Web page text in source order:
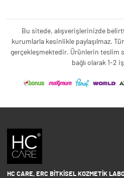
Bu sitede, alışverişlerinizde
kurumlarla kesinlikle paylaşılmaz.
gerçekleşmektedir. Ürünlerin teslim
bağlı olarak 1-2
HC CARE, ERC BITKISEL KOZMETIK